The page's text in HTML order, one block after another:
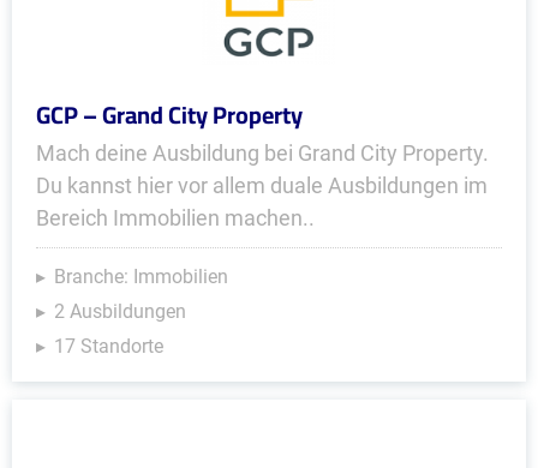
GCP – Grand City Property
Mach deine Ausbildung bei Grand City Property.
Du kannst hier vor allem duale Ausbildungen im
Bereich Immobilien machen..
Branche: Immobilien
2 Ausbildungen
17 Standorte